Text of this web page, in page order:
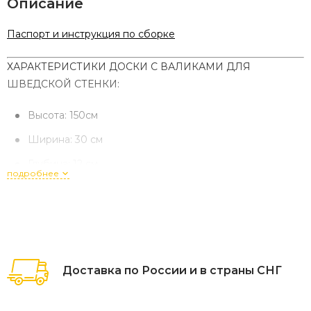
Описание
Паспорт и инструкция по сборке
ХАРАКТЕРИСТИКИ ДОСКИ С ВАЛИКАМИ ДЛЯ
ШВЕДСКОЙ СТЕНКИ:
Высота: 150см
Ширина: 30 см
Тип крепления: навешивание на перекладину
подробнее
Доставка по России и в страны СНГ